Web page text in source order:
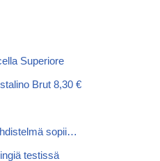
Superiore
Brut 8,30 €
sopii…
testissä